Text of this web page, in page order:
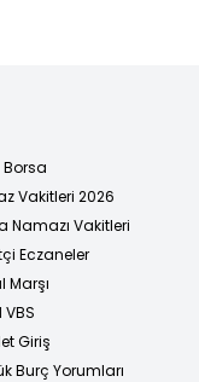
Borsa
Vakitleri 2026
Namazı Vakitleri
Eczaneler
Marşı
VBS
Giriş
Burç Yorumları